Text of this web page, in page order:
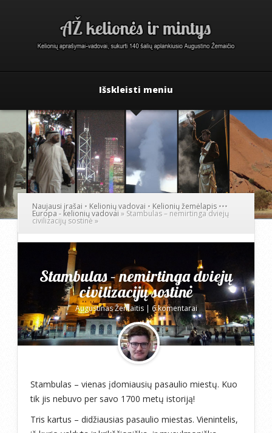
Išskleisti meniu
Naujausi įrašai • Kelionių vadovai • Kelionių žemėlapis •••
Europa - kelionių vadovai » Stambulas – nemirtinga dviejų
civilizacijų sostinė »
Stambulas – nemirtinga dviejų
civilizacijų sostinė
Augustinas Žemaitis| 6 komentarai
Stambulas – vienas įdomiausių pasaulio miestų. Kuo
tik jis nebuvo per savo 1700 metų istoriją!
Tris kartus – didžiausias pasaulio miestas. Vienintelis,